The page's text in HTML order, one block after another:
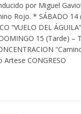
por Miguel
Rojo. * SÁBADO 14
“VUELO DEL
15 (Tarde) –
CONGRESO